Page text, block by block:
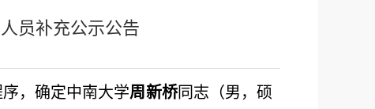
员补充公示公告
， 确定中南大学周新桥同志 （男，硕